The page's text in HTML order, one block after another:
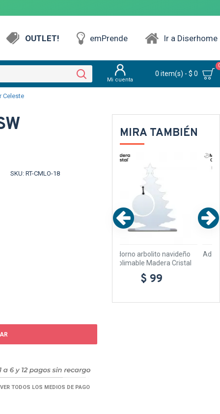
OUTLET! emPrende Ir a Diserhome
Mi cuenta
0 item(s) - $ 0
Celeste
SKU: RT-CMLO-18
VER TODOS LOS MEDIOS DE PAGO
MIRA TAMBIÉN
TEXTTRANSPARENTE
Adorno Tu&Yo Madera Cristal